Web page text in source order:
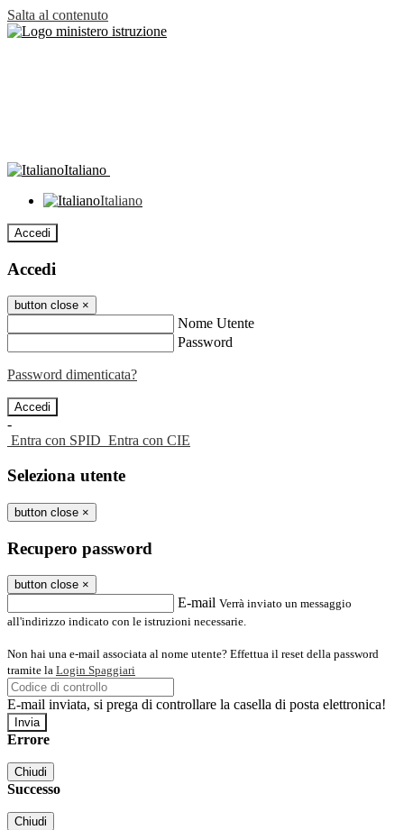
Salta al contenuto
Italiano
Italiano
Accedi
Accedi
button close ×
Nome Utente
Password
Password dimenticata?
-
Entra con SPID Entra con CIE
Seleziona utente
button close ×
Recupero password
button close ×
E-mail Verrà inviato un messaggio
all'indirizzo indicato con le istruzioni necessarie.
Non hai una e-mail associata al nome utente? Effettua il reset della password
tramite la Login Spaggiari
E-mail inviata, si prega di controllare la casella di posta elettronica!
Errore
Chiudi
Successo
Chiudi